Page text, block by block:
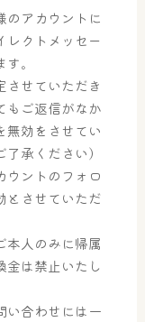
のアカウントに
レクトメッセー
。
せていただき
もご返信がなか
無効をさせてい
承ください）
ウントのフォロ
とさせていただ
本人のみに帰属
金は禁止いたし
い合わせには一